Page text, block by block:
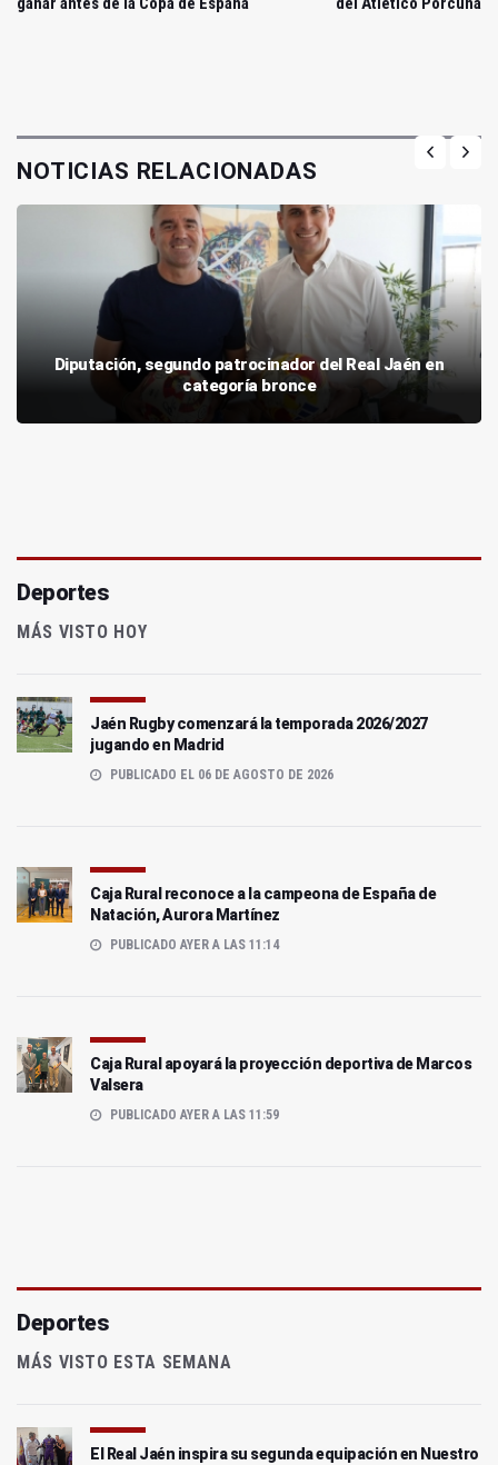
NOTICIAS RELACIONADAS
Diputación, segundo patrocinador del Real Jaén en
categoría bronce
Deportes
MÁS VISTO HOY
Jaén Rugby comenzará la temporada 2026/2027
jugando en Madrid
PUBLICADO EL 06 DE AGOSTO DE 2026
Caja Rural reconoce a la campeona de España de
Natación, Aurora Martínez
PUBLICADO AYER A LAS 11:14
Caja Rural apoyará la proyección deportiva de Marcos
Valsera
PUBLICADO AYER A LAS 11:59
Deportes
MÁS VISTO ESTA SEMANA
El Real Jaén inspira su segunda equipación en Nuestro